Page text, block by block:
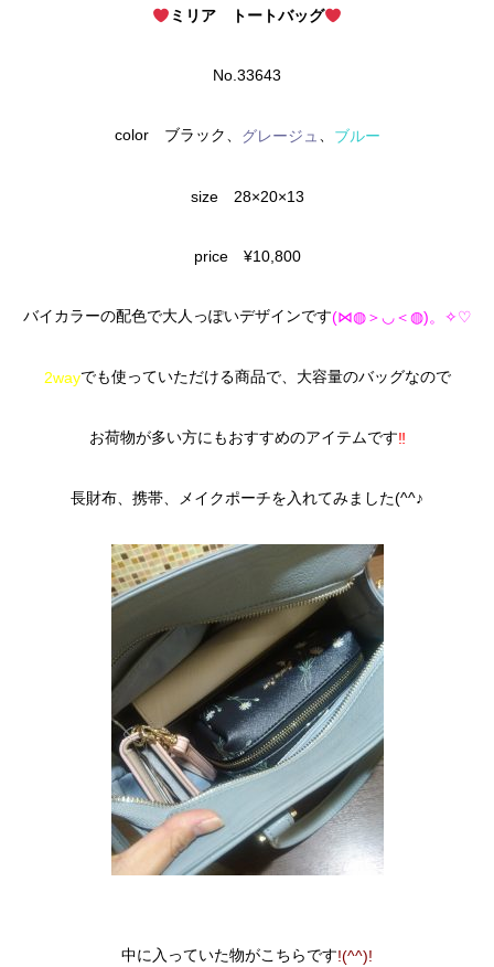
ミリア トートバッグ
No.33643
color ブラック、 グレージュ、 ブルー
size 28×20×13
price ¥10,800
バイカラーの配色で大人っぽいデザインです(⋈◍＞◡＜◍)。✧♡
2wayでも使っていただける商品で、大容量のバッグなので
お荷物が多い方にもおすすめのアイテムです‼
長財布、携帯、メイクポーチを入れてみました(^^♪
中に入っていた物がこちらです!(^^)!